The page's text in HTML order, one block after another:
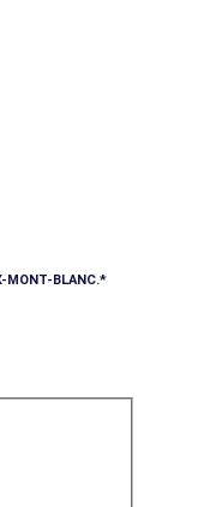
MONT-BLANC.